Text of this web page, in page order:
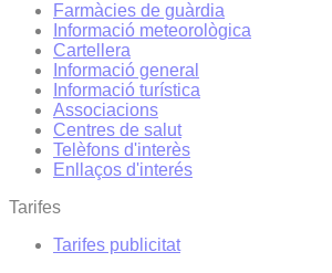
Farmàcies de guàrdia
Informació meteorològica
Cartellera
Informació general
Informació turística
Associacions
Centres de salut
Telèfons d'interès
Enllaços d'interés
Tarifes
Tarifes publicitat